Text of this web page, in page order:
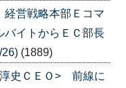
営戦略本部Ｅコマ
イトからＥＣ部長
(1889)
史ＣＥＯ> 前線に